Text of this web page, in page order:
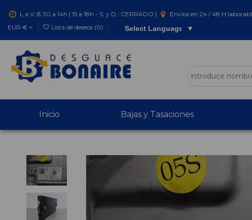
L a V: 8:30 a 14h | 15 a 18h - S. y D.: CERRADO | Envíos en 24 / 48 H
EUR €
Lista de deseos (0) Select Language ▼
Inicio Bajas y Tasaciones